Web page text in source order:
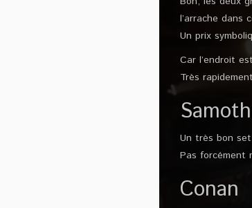
l’arrache dans
Un prix
Car l’endroit
Très
Un très bon
Pas forcément
Conan